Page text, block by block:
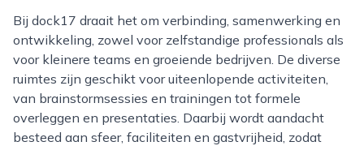
Bij dock17 draait het om verbinding, samenwerking en
ontwikkeling, zowel voor zelfstandige professionals als
voor kleinere teams en groeiende bedrijven. De diverse
ruimtes zijn geschikt voor uiteenlopende activiteiten,
van brainstormsessies en trainingen tot formele
overleggen en presentaties. Daarbij wordt aandacht
besteed aan sfeer, faciliteiten en gastvrijheid, zodat